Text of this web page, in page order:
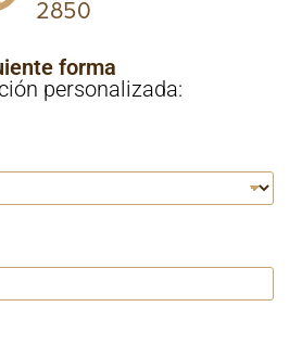
2850
forma
personalizada: